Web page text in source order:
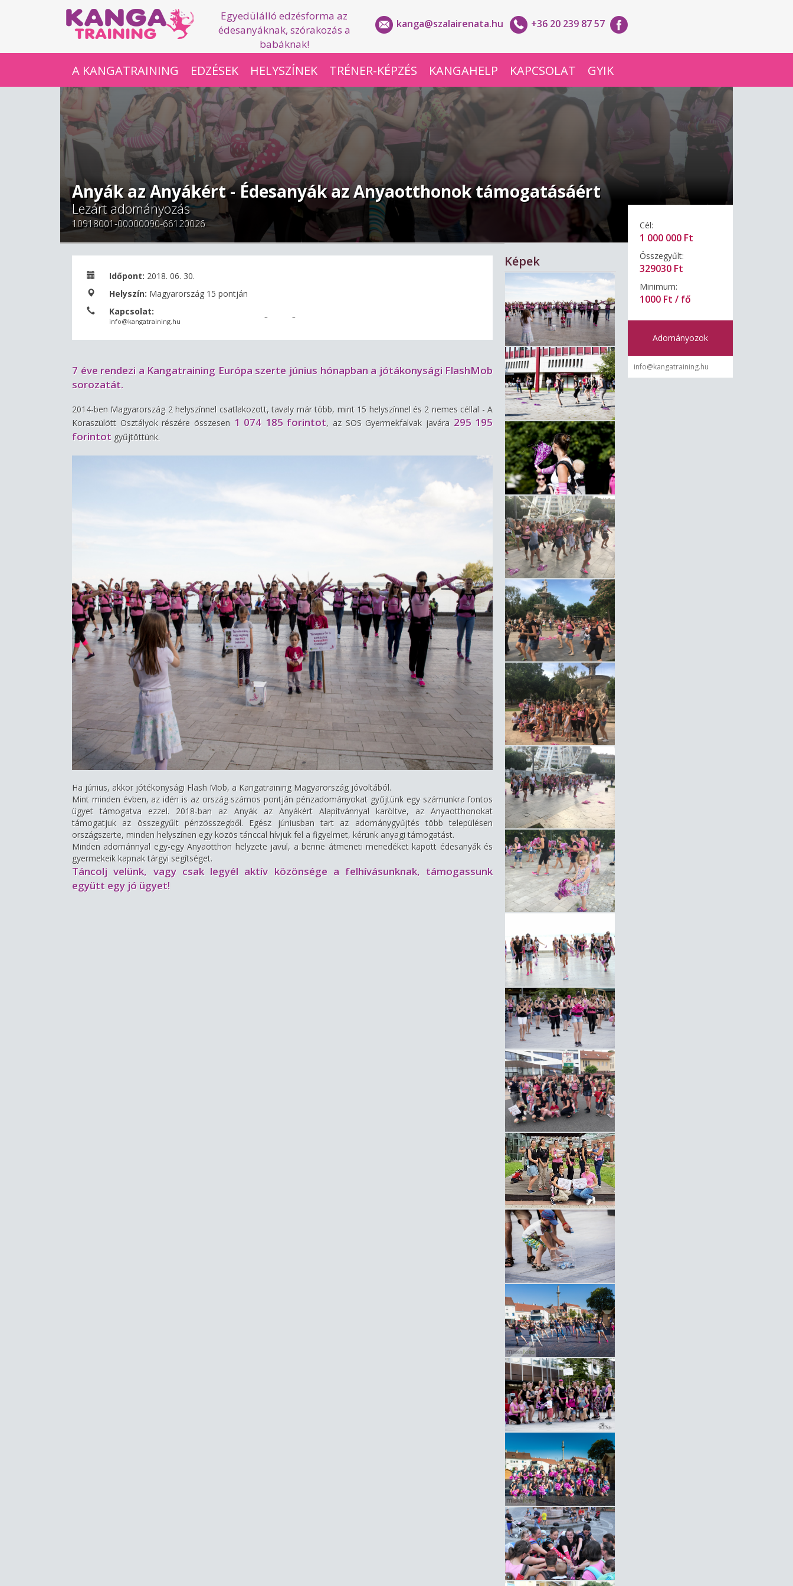
Egyedülálló edzésforma az
édesanyáknak, szórakozás a
babáknak!
kanga@szalairenata.hu +36 20 239 87 57
A KANGATRAINING EDZÉSEK HELYSZÍNEK TRÉNER-KÉPZÉS KANGAHELP KAPCSOLAT GYIK
Anyák az Anyákért - Édesanyák az Anyaotthonok támogatásáért
Lezárt adományozás
10918001-00000090-66120026
Időpont: 2018. 06. 30.
Helyszín: Magyarország 15 pontján
Kapcsolat:
info@kangatraining.hu
7 éve rendezi a Kangatraining Európa szerte június hónapban a jótákonysági FlashMob
sorozatát.
2014-ben Magyarország 2 helyszínnel csatlakozott, tavaly már több, mint 15 helyszínnel és 2 nemes céllal - A
Koraszülött Osztályok részére összesen 1 074 185 forintot, az SOS Gyermekfalvak javára 295 195
forintot gyűjtöttünk.
Ha június, akkor jótékonysági Flash Mob, a Kangatraining Magyarország jóvoltából.
Mint minden évben, az idén is az ország számos pontján pénzadományokat gyűjtünk egy számunkra fontos
ügyet támogatva ezzel. 2018-ban az Anyák az Anyákért Alapítvánnyal karöltve, az Anyaotthonokat
támogatjuk az összegyűlt pénzösszegből. Egész júniusban tart az adománygyűjtés több településen
országszerte, minden helyszínen egy közös tánccal hívjuk fel a figyelmet, kérünk anyagi támogatást.
Minden adománnyal egy-egy Anyaotthon helyzete javul, a benne átmeneti menedéket kapott édesanyák és
gyermekeik kapnak tárgyi segítséget.
Táncolj velünk, vagy csak legyél aktív közönsége a felhívásunknak, támogassunk
együtt egy jó ügyet!
Képek
Cél:
1 000 000 Ft
Összegyűlt:
329030 Ft
Minimum:
1000 Ft / fő
Adományozok
info@kangatraining.hu